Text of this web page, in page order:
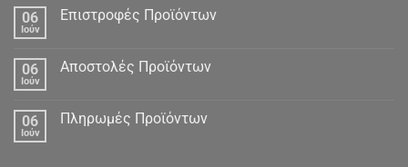
Δεδομένα
06
Ιούν
Επιστροφές Προϊόντων
06
Ιούν
Αποστολές Προϊόντων
06
Ιούν
Πληρωμές Προϊόντων